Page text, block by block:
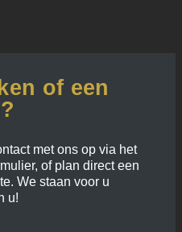
of een
met ons op via het
of plan direct een
We staan voor u
u!